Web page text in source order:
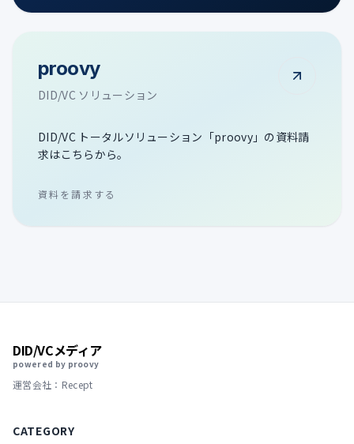
proovy
DID/VC ソリューション
DID/VC トータルソリューション「proovy」の資料請
求はこちらから。
資料を請求する
DID/VCメディア
powered by proovy
運営会社：Recept
CATEGORY